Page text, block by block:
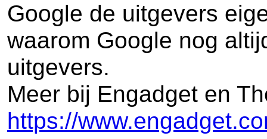
Google de uitgevers
waarom Google nog
uitgevers.
Meer bij Engadget en
https://